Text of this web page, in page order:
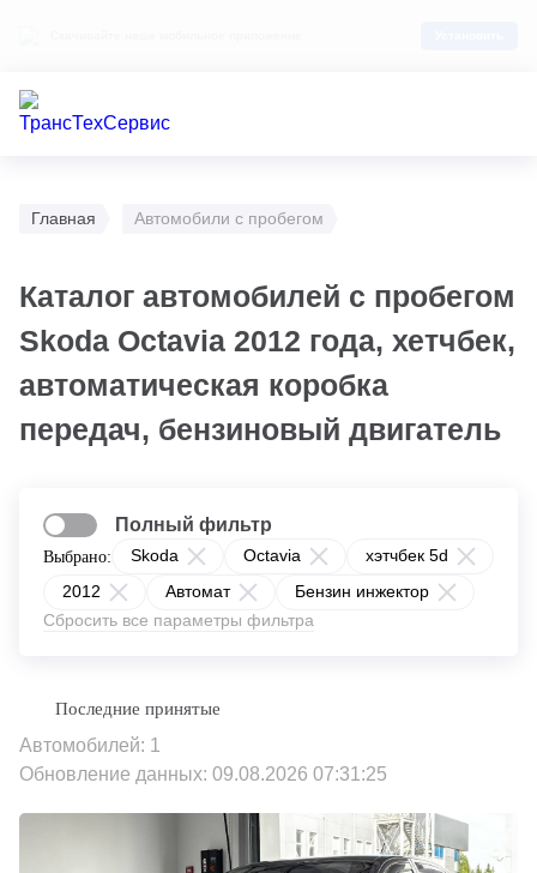
Главная Автомобили с пробегом
Каталог автомобилей с пробегом
Skoda Octavia 2012 года, хетчбек,
автоматическая коробка
передач, бензиновый двигатель
Выбрано: Skoda Octavia
хэтчбек 5d
2012
Автомат
Бензин инжектор
Сбросить все параметры фильтра
Полный фильтр
Автомобилей: 1
Обновление данных: 09.08.2026 07:31:25